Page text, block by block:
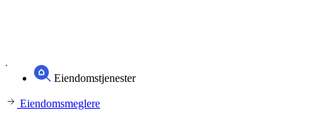
Eiendomstjenester
Eiendomsmeglere